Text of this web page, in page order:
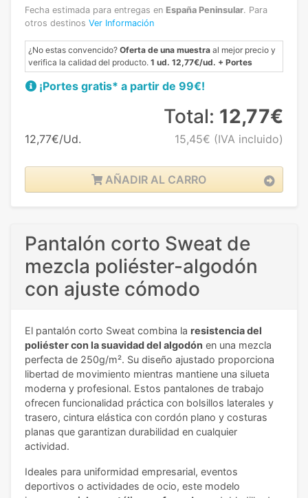
Fecha estimada para entregas en España Peninsular. Para
otros destinos Ver Información
¿No estas convencido? Oferta de una muestra al mejor precio y
verifica la calidad del producto. 1 ud. 12,77€/ud. + Portes
¡Portes gratis* a partir de 99€!
12,77€/Ud.
Total: 12,77€
15,45€ (IVA incluido)
AÑADIR AL CARRO
Pantalón corto Sweat de
mezcla poliéster-algodón
con ajuste cómodo
El pantalón corto Sweat combina la resistencia del
poliéster con la suavidad del algodón en una mezcla
perfecta de 250g/m². Su diseño ajustado proporciona
libertad de movimiento mientras mantiene una silueta
moderna y profesional. Estos pantalones de trabajo
ofrecen funcionalidad práctica con bolsillos laterales y
trasero, cintura elástica con cordón plano y costuras
planas que garantizan durabilidad en cualquier
actividad.
Ideales para uniformidad empresarial, eventos
deportivos o actividades de ocio, este modelo